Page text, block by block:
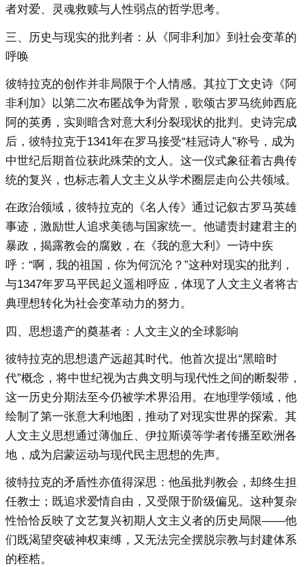
者对爱、灵魂救赎与人性弱点的哲学思考。
三、历史与现实的批判者：从《阿非利加》到社会变革的
呼唤
彼特拉克的创作并非局限于个人情感。其拉丁文史诗《阿
非利加》以第二次布匿战争为背景，歌颂古罗马统帅西庇
阿的英勇，实则暗含对意大利分裂现状的批判。史诗完成
后，彼特拉克于1341年在罗马接受“桂冠诗人”称号，成为
中世纪后期首位获此殊荣的文人。这一仪式象征着古典传
统的复兴，也标志着人文主义从学术圈层走向公共领域。
在政治领域，彼特拉克的《名人传》通过记叙古罗马英雄
事迹，激励世人追求美德与国家统一。他谴责封建君主的
暴政，揭露教会的腐败，在《我的意大利》一诗中疾
呼：“啊，我的祖国，你为何沉沦？”这种对现实的批判，
与1347年罗马平民起义遥相呼应，体现了人文主义者将古
典理想转化为社会变革动力的努力。
四、思想遗产的奠基者：人文主义的全球影响
彼特拉克的思想遗产远超其时代。他首次提出“黑暗时
代”概念，将中世纪视为古典文明与现代性之间的断裂带，
这一历史分期法至今仍被学术界沿用。在地理学领域，他
绘制了第一张意大利地图，推动了对现实世界的探索。其
人文主义思想通过薄伽丘、伊拉斯谟等学者传播至欧洲各
地，成为启蒙运动与现代民主思想的先声。
彼特拉克的矛盾性亦值得深思：他虽批判教会，却终生担
任教士；既追求爱情自由，又受限于阶级偏见。这种复杂
性恰恰反映了文艺复兴初期人文主义者的历史局限——他
们既渴望突破神权束缚，又无法完全摆脱宗教与封建体系
的桎梏。